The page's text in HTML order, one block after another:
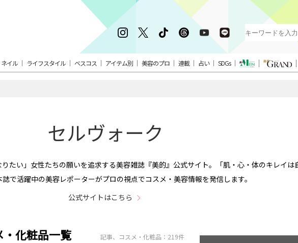
ネイル ライフスタイル ベスコス アイテム別 美容のプロ 連載 占い SDGs
セルヴォーク
りたい」女性たちの願いを追求する美容雑誌『美的』公式サイト。「肌・心・体のキレイは
で活躍中の美容レポーターがプロの視点でコスメ・美容情報を発信します。
公式サイトはこちら
化粧品一覧 記事、コスメ・化粧品：219件